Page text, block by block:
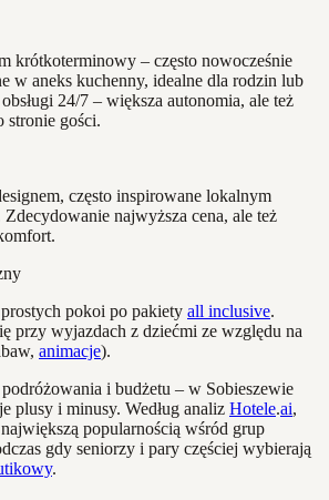
krótkoterminowy – często nowocześnie
w aneks kuchenny, idealne dla rodzin lub
24/7 – większa autonomia, ale też
stronie gości.
często inspirowane lokalnym
najwyższa cena, ale też
pokoi po pakiety all inclusive.
przy wyjazdach z dziećmi ze względu na
animacje).
i budżetu – w Sobieszewie
plusy i minusy. Według analiz Hotele.ai,
popularnością wśród grup
gdy seniorzy i pary częściej wybierają
.